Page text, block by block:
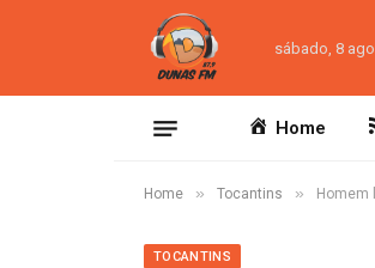
sábado, 8
Home
Home » Tocantins » Homem
TOCANTINS